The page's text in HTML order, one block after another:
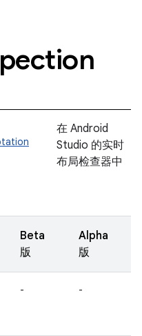
在 Android
Studio 的实时
布局检查器中
Beta
版
Alpha
版
- -